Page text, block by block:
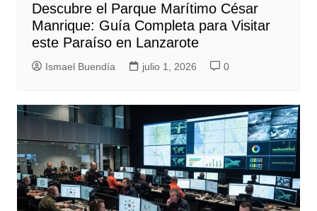
Descubre el Parque Marítimo César
Manrique: Guía Completa para Visitar
este Paraíso en Lanzarote
Ismael Buendía julio 1, 2026 0